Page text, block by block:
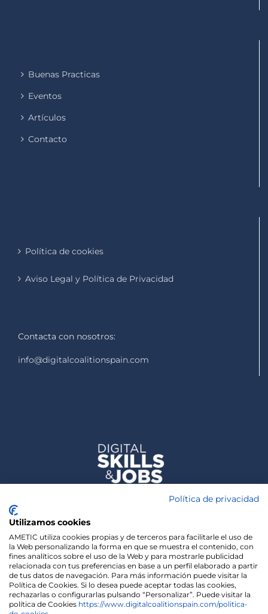
Buenas Practicas
Eventos
Artículos
Contacto
Política de cookies
Aviso Legal y Política de Privacidad
Contacta con nosotros:
info@digitalcoalitionspain.com
Política de privacidad
Utilizamos cookies
AMETIC utiliza cookies propias y de terceros para facilitarle el uso de
la Web personalizando la forma en que se muestra el contenido, con
fines analíticos sobre el uso de la Web y para mostrarle publicidad
relacionada con tus preferencias en base a un perfil elaborado a partir
de tus datos de navegación. Para más información puede visitar la
Política de Cookies. Si lo desea puede aceptar todas las cookies,
rechazarlas o configurarlas pulsando “Personalizar”. Puede visitar la
política de Cookies https://www.digitalcoalitionspain.com/politica-